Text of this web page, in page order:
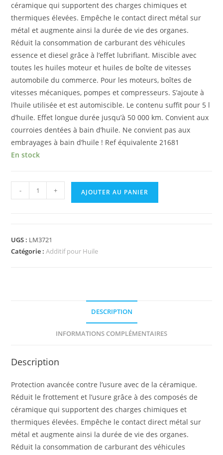
céramique qui supportent des charges chimiques et
thermiques élevées. Empêche le contact direct métal sur
métal et augmente ainsi la durée de vie des organes.
Réduit la consommation de carburant des véhicules
essence et diesel grâce à l’effet lubrifiant. Miscible avec
toutes les huiles moteur et huiles de boîte de vitesses
automobile du commerce. Pour les moteurs, boîtes de
vitesses mécaniques, pompes et compresseurs. S’ajoute à
l’huile utilisée et est automiscible. Le contenu suffit pour 5 l
d’huile. Effet longue durée jusqu’à 50 000 km. Convient aux
courroies dentées à bain d’huile. Ne convient pas aux
embrayages à bain d’huile ! Ref équivalente 21681
En stock
- + AJOUTER AU PANIER
UGS : LM3721
Catégorie :Additif pour Huile
DESCRIPTION
INFORMATIONS COMPLÉMENTAIRES
Description
Protection avancée contre l’usure avec de la céramique.
Réduit le frottement et l’usure grâce à des composés de
céramique qui supportent des charges chimiques et
thermiques élevées. Empêche le contact direct métal sur
métal et augmente ainsi la durée de vie des organes.
Réduit la consommation de carburant des véhicules